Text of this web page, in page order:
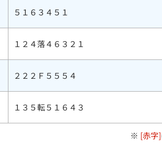
５１６３４５１
１２４落４６３２１
２２２Ｆ５５５４
１３５転５１６４３
※ [赤字]